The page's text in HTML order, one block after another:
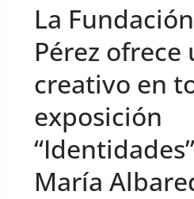
La
Pérez
creativo en
exposición
María